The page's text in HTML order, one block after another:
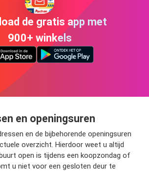
de gratis app met
900+ winkels
en openingsuren
en de bijbehorende openingsuren
overzicht. Hierdoor weet u altijd
open is tijdens een koopzondag of
u niet voor een gesloten deur te